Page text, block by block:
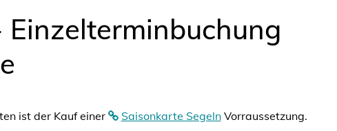
Einzelterminbuchung
ist der Kauf einer Saisonkarte SegelnVorraussetzung.